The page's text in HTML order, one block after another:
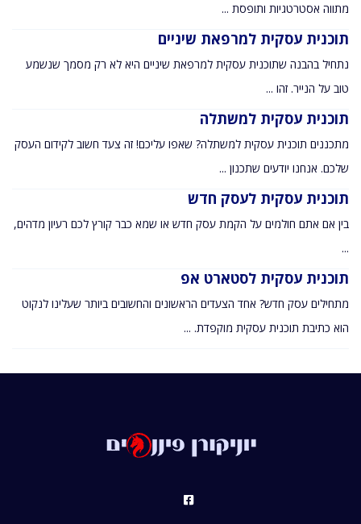
מתווה אסטרטגיות ותופסת ...
תוכנית עסקית למרפאת שיניים
נתחיל בהבנה שתוכנית עסקית למרפאת שיניים היא לא רק מסמך שנשמע
טוב על הנייר. זהו ...
תוכנית עסקית למשתלה
מתכננים תוכנית עסקית למשתלה? שאפו עליכם! זה צעד חשוב לקידום העסק
שלכם. אנחנו יודעים שתכנון ...
תוכנית עסקית לעסק חדש
בין אם אתם חולמים על הקמת עסק חדש או שמא כבר קורץ לכם רעיון מדהים,
...
תוכנית עסקית לסטארט אפ
מתחילים עסק חדש? אחד הצעדים הראשונים והחשובים ביותר שעלינו לנקוט
הוא כתיבת תוכנית עסקית מוקפדת. ...